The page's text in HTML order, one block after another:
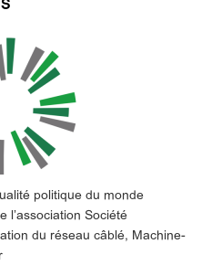
politique du monde
l’association Société
du réseau câblé, Machine-